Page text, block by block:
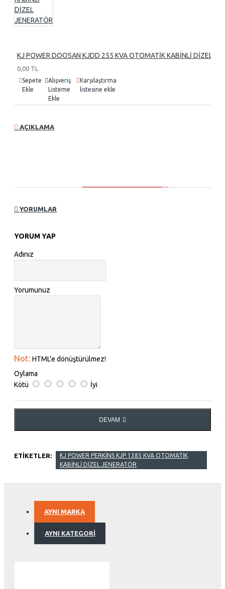
KJ POWER DOOSAN KJDD 255 KVA OTOMATİK KABİNLİ DİZEL
0,00 TL
Sepete
Ekle
Alışveriş
Listeme
Ekle
Karşılaştırma
listesine ekle
AÇIKLAMA
YORUMLAR
YORUM YAP
Adınız
Yorumunuz
Not: HTML'e dönüştürülmez!
Oylama
Kötü
İyi
DEVAM
ETIKETLER:
KJ POWER PERKİNS KJP 1385 KVA OTOMATİK
KABİNLİ DİZEL JENERATÖR
AYNI MARKA
AYNI KATEGORI